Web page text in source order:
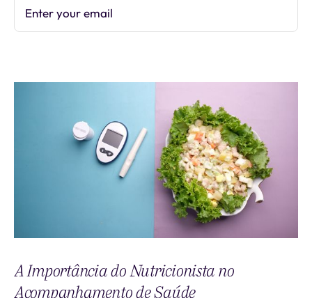
Enter your email
A Importância do Nutricionista no
Acompanhamento de Saúde